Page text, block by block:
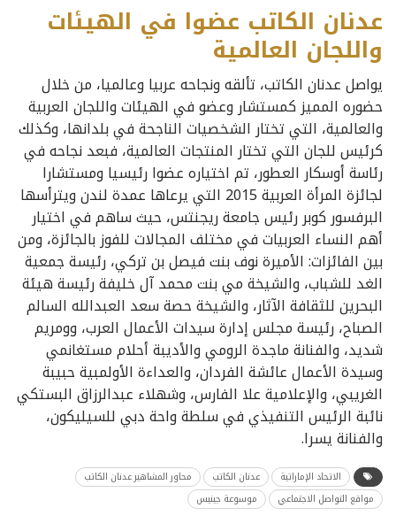
عدنان الكاتب عضوا في الهيئات
واللجان العالمية
يواصل عدنان الكاتب، تألقه ونجاحه عربيا وعالميا، من خلال
حضوره المميز كمستشار وعضو في الهيئات واللجان العربية
والعالمية، التي تختار الشخصيات الناجحة في بلدانها، وكذلك
كرئيس للجان التي تختار المنتجات العالمية، فبعد نجاحه في
رئاسة أوسكار العطور، تم اختياره عضوا رئيسيا ومستشارا
لجائزة المرأة العربية 2015 التي يرعاها عمدة لندن ويترأسها
البرفسور كوبر رئيس جامعة ريجنتس، حيث ساهم في اختيار
أهم النساء العربيات في مختلف المجالات للفوز بالجائزة، ومن
بين الفائزات: الأميرة نوف بنت فيصل بن تركي، رئيسة جمعية
الغد للشباب، والشيخة مي بنت محمد آل خليفة رئيسة هيئة
البحرين للثقافة الآثار، والشيخة حصة سعد العبدالله السالم
الصباح، رئيسة مجلس إدارة سيدات الأعمال العرب، وومريم
شديد، والفنانة ماجدة الرومي والأديبة أحلام مستغانمي
وسيدة الأعمال عائشة الفردان، والعداءة الأولمبية حبيبة
الغريبي، والإعلامية علا الفارس، وشهلاء عبدالرزاق البستكي
نائبة الرئيس التنفيذي في سلطة واحة دبي للسيليكون،
والفنانة يسرا.
الاتحاد الإماراتية عدنان الكاتب
محاور المشاهير عدنان الكاتب
مواقع التواصل الاجتماعي
موسوعة جينيس